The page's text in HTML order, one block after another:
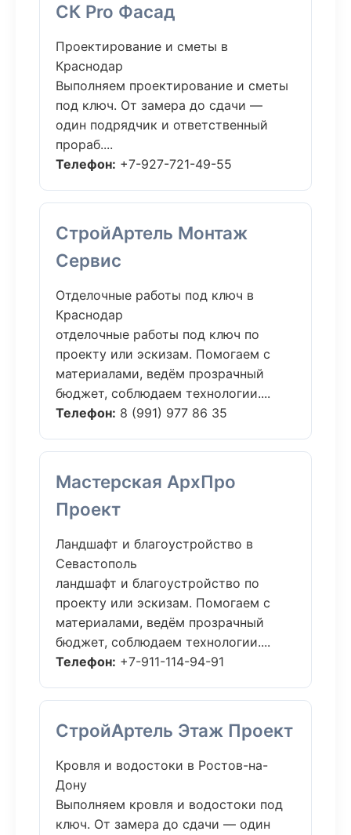
СК Pro Фасад
Проектирование и сметы в
Краснодар
Выполняем проектирование и сметы
под ключ. От замера до сдачи —
один подрядчик и ответственный
прораб....
Телефон: +7-927-721-49-55
СтройАртель Монтаж
Сервис
Отделочные работы под ключ в
Краснодар
отделочные работы под ключ по
проекту или эскизам. Помогаем с
материалами, ведём прозрачный
бюджет, соблюдаем технологии....
Телефон: 8 (991) 977 86 35
Мастерская АрхПро
Проект
Ландшафт и благоустройство в
Севастополь
ландшафт и благоустройство по
проекту или эскизам. Помогаем с
материалами, ведём прозрачный
бюджет, соблюдаем технологии....
Телефон: +7-911-114-94-91
СтройАртель Этаж Проект
Кровля и водостоки в Ростов-на-
Дону
Выполняем кровля и водостоки под
ключ. От замера до сдачи — один